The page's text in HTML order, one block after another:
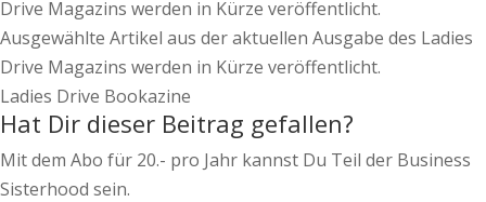
Drive Magazins werden in Kürze veröffentlicht.
Ausgewählte Artikel aus der aktuellen Ausgabe des Ladies
Drive Magazins werden in Kürze veröffentlicht.
Ladies Drive Bookazine
Hat Dir dieser Beitrag gefallen?
Mit dem Abo für 20.- pro Jahr kannst Du Teil der Business
Sisterhood sein.